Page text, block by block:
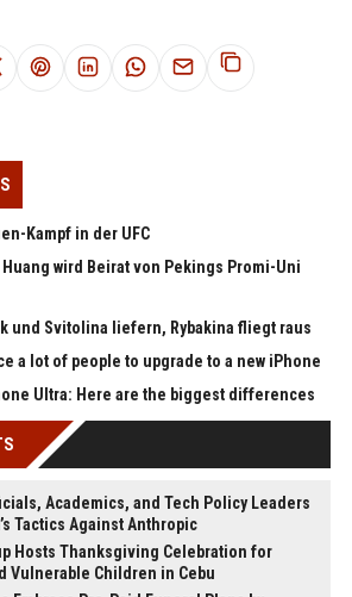
Kampf in der UFC
wird Beirat von Pekings Promi-Uni
und Svitolina liefern, Rybakina fliegt raus
a lot of people to upgrade to a new iPhone
Ultra: Here are the biggest differences
Academics, and Tech Policy Leaders
Tactics Against Anthropic
Hosts Thanksgiving Celebration for
Vulnerable Children in Cebu